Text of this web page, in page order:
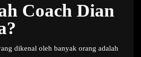
Coach Dian
dikenal oleh banyak orang adalah